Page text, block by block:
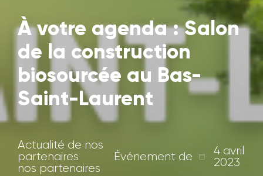
À votre agenda : Salon
de la construction
biosourcée au Bas-
Saint-Laurent
Actualité de nos
partenaires
Événement de
nos partenaires
4 avril
2023